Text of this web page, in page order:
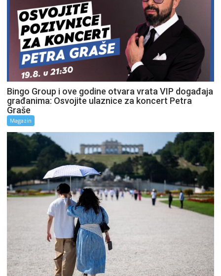
Bingo Group i ove godine otvara vrata VIP događaja
građanima: Osvojite ulaznice za koncert Petra
Graše
Magazin